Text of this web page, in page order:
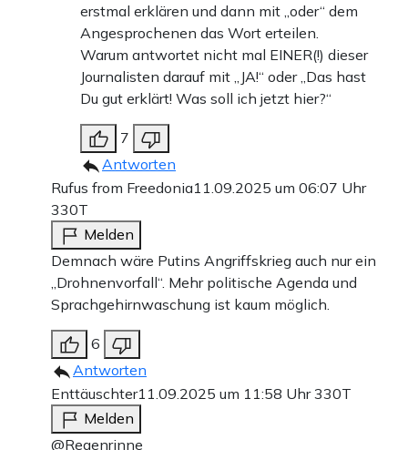
erstmal erklären und dann mit „oder“ dem
Angesprochenen das Wort erteilen.
Warum antwortet nicht mal EINER(!) dieser
Journalisten darauf mit „JA!“ oder „Das hast
Du gut erklärt! Was soll ich jetzt hier?“
7
Antworten
Rufus from Freedonia11.09.2025 um 06:07 Uhr
330T
Melden
Demnach wäre Putins Angriffskrieg auch nur ein
„Drohnenvorfall“. Mehr politische Agenda und
Sprachgehirnwaschung ist kaum möglich.
6
Antworten
Enttäuschter11.09.2025 um 11:58 Uhr330T
Melden
@Regenrinne